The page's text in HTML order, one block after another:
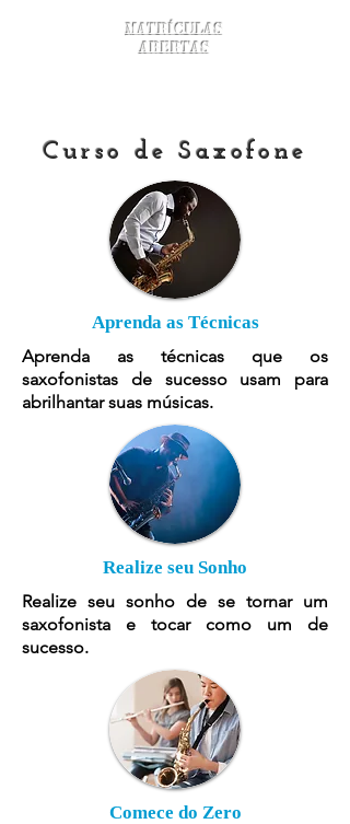
Matrículas
Abertas
Curso de Saxofone
Aprenda as Técnicas
Aprenda as técnicas que os
saxofonistas de sucesso usam para
abrilhantar suas músicas.
Realize seu Sonho
Realize seu sonho de se tornar um
saxofonista e tocar como um de
sucesso.
Comece do Zero